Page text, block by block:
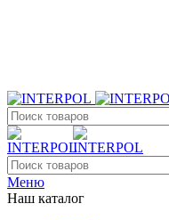
Меню
Наш каталог